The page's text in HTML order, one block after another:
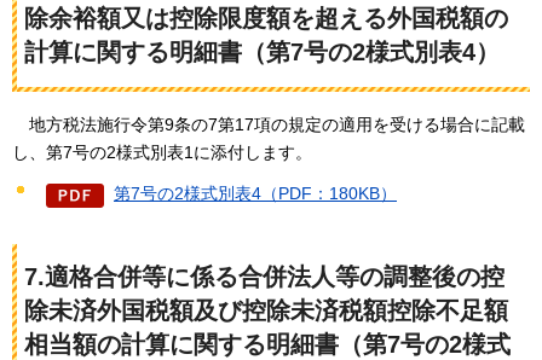
除余裕額又は控除限度額を超える外国税額の
計算に関する明細書（第7号の2様式別表4）
地方税法施行令第9条の7第17項の規定の適用を受ける場合に記載
し、第7号の2様式別表1に添付します。
第7号の2様式別表4（PDF：180KB）
7.適格合併等に係る合併法人等の調整後の控
除未済外国税額及び控除未済税額控除不足額
相当額の計算に関する明細書（第7号の2様式